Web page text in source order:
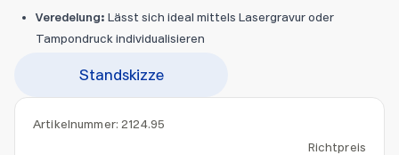
Artikelnummer: 2124.95
Richtpreis
Veredelung: Lässt sich ideal mittels Lasergravur oder
Tampondruck individualisieren
Standskizze